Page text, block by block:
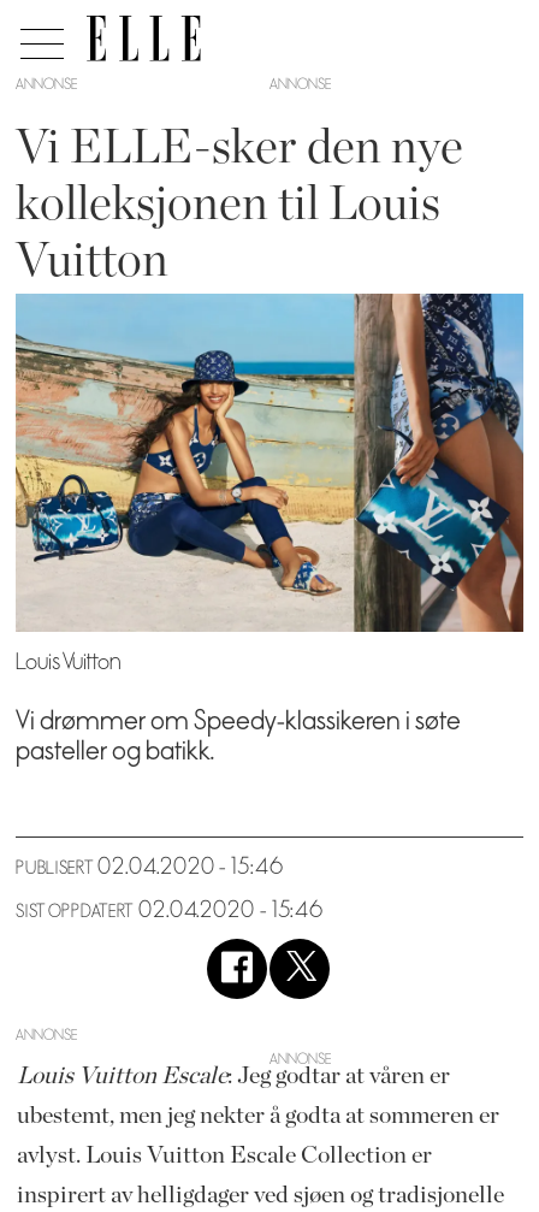
ANNONSE
Vi ELLE-sker den nye
kolleksjonen til Louis
Vuitton
Louis Vuitton
Vi drømmer om Speedy-klassikeren i søte
pasteller og batikk.
PUBLISERT 02.04.2020 - 15:46
SIST OPPDATERT 02.04.2020 - 15:46
ANNONSE
Louis Vuitton Escale: Jeg godtar at våren er
ubestemt, men jeg nekter å godta at sommeren er
avlyst. Louis Vuitton Escale Collection er
inspirert av helligdager ved sjøen og tradisjonelle